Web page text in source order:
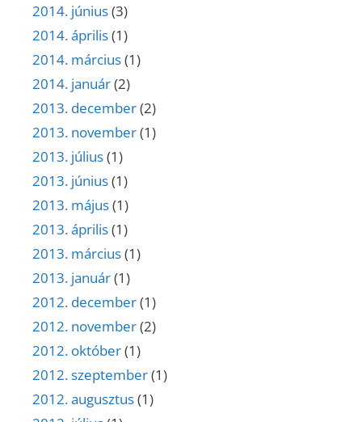
2014. június(3)
2014. április(1)
2014. március(1)
2014. január(2)
2013. december(2)
2013. november(1)
2013. július(1)
2013. június(1)
2013. május(1)
2013. április(1)
2013. március(1)
2013. január(1)
2012. december(1)
2012. november(2)
2012. október(1)
2012. szeptember(1)
2012. augusztus(1)